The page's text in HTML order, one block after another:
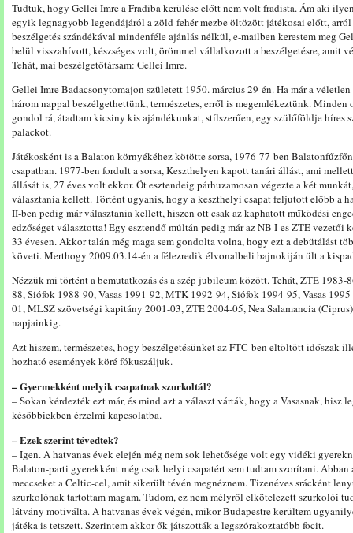
Tudtuk, hogy Gellei Imre a Fradiba kerülése előtt nem volt fradista. Ám aki
egyik legnagyobb legendájáról a zöld-fehér mezbe öltözött játékosai előtt,
beszélgetés szándékával mindenféle ajánlás nélkül, e-mailben kerestem meg
belül visszahívott, készséges volt, örömmel vállalkozott a beszélgetésre, amit
Tehát, mai beszélgetőtársam: Gellei Imre.
Gellei Imre Badacsonytomajon született 1950. március 29-én. Ha már a
három nappal beszélgethettünk, természetes, erről is megemlékeztünk.
gondol rá, átadtam kicsiny kis ajándékunkat, stílszerűen, egy szülőföldje híres
palackot.
Játékosként is a Balaton környékéhez kötötte sorsa, 1976-77-ben
csapatban. 1977-ben fordult a sorsa, Keszthelyen kapott tanári állást, ami
állását is, 27 éves volt ekkor. Öt esztendeig párhuzamosan végezte a két
választania kellett. Történt ugyanis, hogy a keszthelyi csapat feljutott előbb a
II-ben pedig már választania kellett, hiszen ott csak az kaphatott működési
edzőséget választotta! Egy esztendő múltán pedig már az NB I-es ZTE
33 évesen. Akkor talán még maga sem gondolta volna, hogy ezt a debütálást
követi. Merthogy 2009.03.14-én a félezredik élvonalbeli bajnokiján ült a
Nézzük mi történt a bemutatkozás és a szép jubileum között. Tehát, ZTE
88, Siófok 1988-90, Vasas 1991-92, MTK 1992-94, Siófok 1994-95, Vasas
01, MLSZ szövetségi kapitány 2001-03, ZTE 2004-05, Nea Salamancia
napjainkig.
Azt hiszem, természetes, hogy beszélgetésünket az FTC-ben eltöltött időszak
hozható események köré fókuszáljuk.
– Gyermekként melyik csapatnak szurkoltál?
– Sokan kérdezték ezt már, és mind azt a választ várták, hogy a Vasasnak, hisz
későbbiekben érzelmi kapcsolatba.
– Ezek szerint tévedtek?
– Igen. A hatvanas évek elején még nem sok lehetősége volt egy vidéki
Balaton-parti gyerekként még csak helyi csapatért sem tudtam szorítani.
meccseket a Celtic-cel, amit sikerült tévén megnéznem. Tizenéves srácként
szurkolónak tartottam magam. Tudom, ez nem mélyről elkötelezett szurkolói
látvány motiválta. A hatvanas évek végén, mikor Budapestre kerültem
játéka is tetszett. Szerintem akkor ők játszották a legszórakoztatóbb focit.